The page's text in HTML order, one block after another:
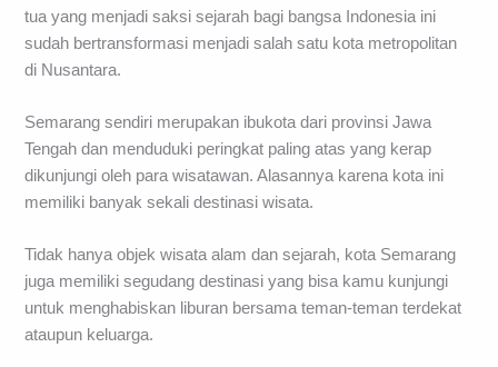
tua yang menjadi saksi sejarah bagi bangsa Indonesia ini
sudah bertransformasi menjadi salah satu kota metropolitan
di Nusantara.
Semarang sendiri merupakan ibukota dari provinsi Jawa
Tengah dan menduduki peringkat paling atas yang kerap
dikunjungi oleh para wisatawan. Alasannya karena kota ini
memiliki banyak sekali destinasi wisata.
Tidak hanya objek wisata alam dan sejarah, kota Semarang
juga memiliki segudang destinasi yang bisa kamu kunjungi
untuk menghabiskan liburan bersama teman-teman terdekat
ataupun keluarga.